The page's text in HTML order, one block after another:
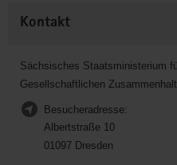
Kontakt
Sächsisches Staatsministerium
Gesellschaftlichen Zusammenhalt
Besucheradresse:
Albertstraße 10
01097 Dresden